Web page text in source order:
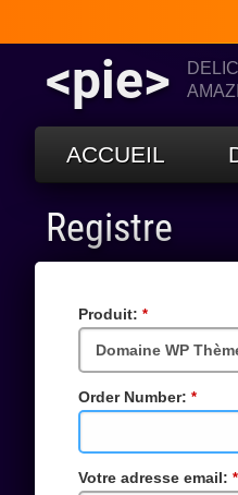
<pie>
ACCUEIL
Registre
Produit:
requis
Order Number:
Votre adresse email: